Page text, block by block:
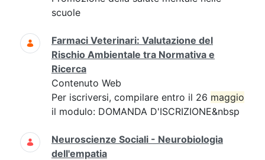
scuole
Farmaci Veterinari: Valutazione del
Rischio Ambientale tra Normativa e
Ricerca
Contenuto Web
Per iscriversi, compilare entro il 26 maggio
il modulo: DOMANDA D'ISCRIZIONE&nbsp
Neuroscienze Sociali - Neurobiologia
dell'empatia